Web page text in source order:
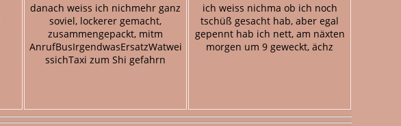
danach weiss ich nichmehr ganz
soviel, lockerer gemacht,
zusammengepackt, mitm
AnrufBusIrgendwasErsatzWatwei
ssichTaxi zum Shi gefahrn
ich weiss nichma ob ich noch
tschüß gesacht hab, aber egal
gepennt hab ich nett, am näxten
morgen um 9 geweckt, ächz